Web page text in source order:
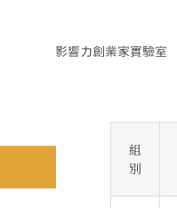
影響力創業家實驗室
組
別